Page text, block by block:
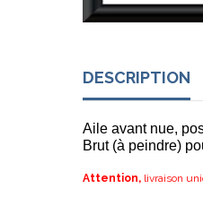
DESCRIPTION
Aile avant nue,
Brut (à peindre)
Attention, livraison